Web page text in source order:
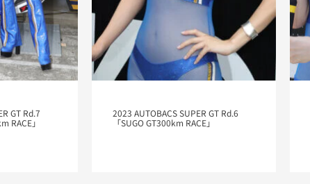
GT Rd.7
RACE」
2023 AUTOBACS SUPER GT Rd.6
「SUGO GT300km RACE」